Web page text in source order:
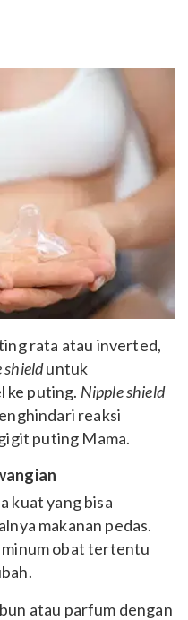
rata atau inverted,
shielduntuk
ke puting. Nipple shield
reaksi
puting Mama.
kuat yang bisa
makanan pedas.
minum obat tertentu
atau parfum dengan